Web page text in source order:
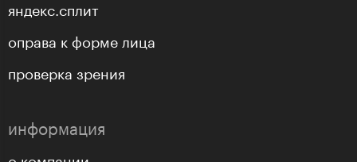
яндекс.сплит
оправа к форме лица
проверка зрения
информация